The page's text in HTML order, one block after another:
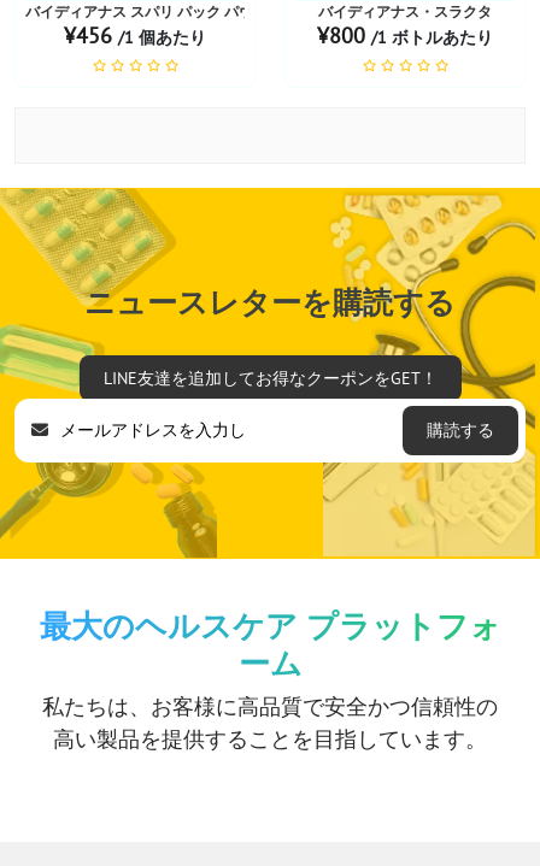
バイディアナス スパリ パック パウダー
¥456 /1 個あたり
バイディアナス・スラクタ
¥800 /1 ボトルあたり
ニュースレターを購読する
LINE友達を追加してお得なクーポンをGET！
購読する
最大のヘルスケア プラットフォ
ーム
私たちは、お客様に高品質で安全かつ信頼性の
高い製品を提供することを目指しています。